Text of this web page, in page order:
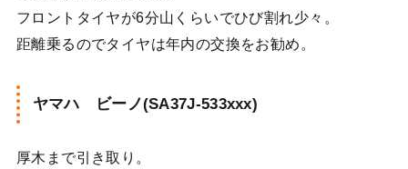
フロントタイヤが6分山くらいでひび割れ少々。
距離乗るのでタイヤは年内の交換をお勧め。
ヤマハ ビーノ(SA37J-533xxx)
厚木まで引き取り。